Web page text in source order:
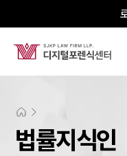
법률지식인